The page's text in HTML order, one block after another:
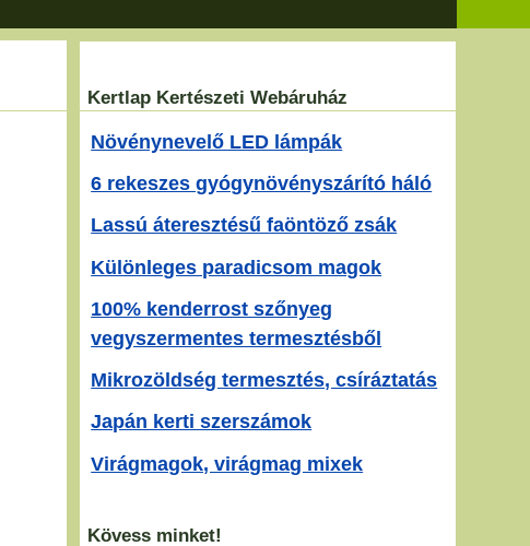
Kertlap Kertészeti Webáruház
Növénynevelő LED lámpák
6 rekeszes gyógynövényszárító háló
Lassú áteresztésű faöntöző zsák
Különleges paradicsom magok
100% kenderrost szőnyeg
vegyszermentes termesztésből
Mikrozöldség termesztés, csíráztatás
Japán kerti szerszámok
Virágmagok, virágmag mixek
Kövess minket!